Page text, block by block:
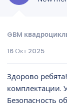
GBM
16 Окт 2025
Здорово
комплектации.
Безопасность